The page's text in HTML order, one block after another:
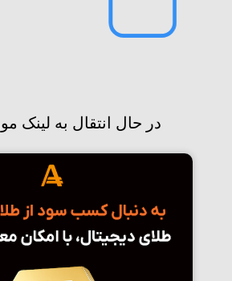
در حال انتقال به لینک